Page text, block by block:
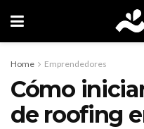
Home Emprendedores
Cómo
de roofing